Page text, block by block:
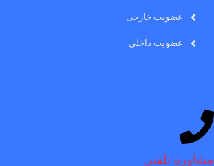
عضویت خارجی
عضویت داخلی
مشاوره تلفنی